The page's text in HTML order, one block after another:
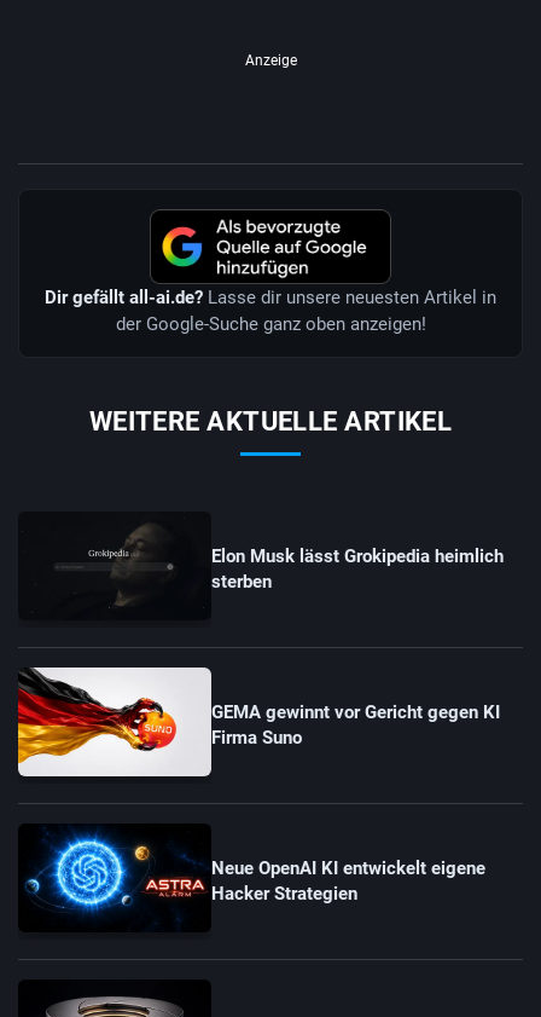
Anzeige
Dir gefällt all-ai.de? Lasse dir unsere neuesten Artikel in
der Google-Suche ganz oben anzeigen!
WEITERE AKTUELLE ARTIKEL
Elon Musk lässt Grokipedia heimlich
sterben
GEMA gewinnt vor Gericht gegen KI
Firma Suno
Neue OpenAI KI entwickelt eigene
Hacker Strategien